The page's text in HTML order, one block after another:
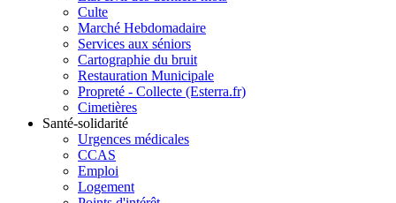
Culte
Marché Hebdomadaire
Services aux séniors
Cartographie du bruit
Restauration Municipale
Propreté - Collecte (Esterra.fr)
Cimetières
Santé-solidarité
Urgences médicales
CCAS
Emploi
Logement